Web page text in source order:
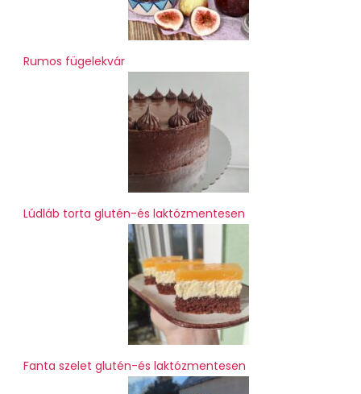
Rumos fügelekvár
Lúdláb torta glutén-és laktózmentesen
Fanta szelet glutén-és laktózmentesen